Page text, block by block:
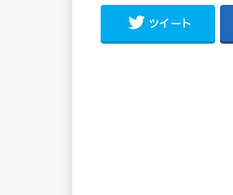
ツイート